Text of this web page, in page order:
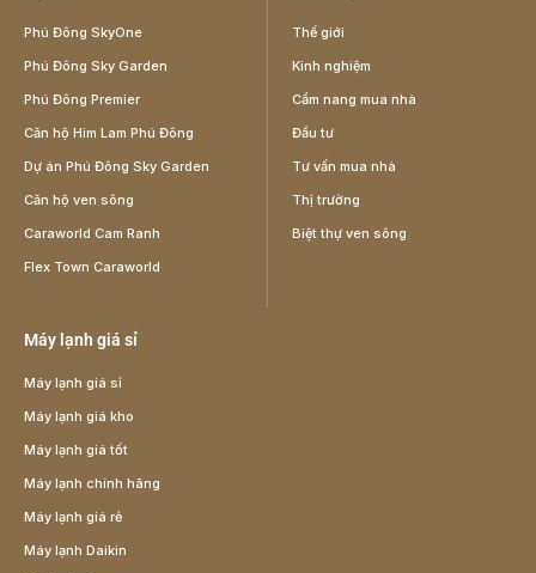
Phú Đông SkyOne
Phú Đông Sky Garden
Phú Đông Premier
Căn hộ Him Lam Phú Đông
Dự án Phú Đông Sky Garden
Căn hộ ven sông
Caraworld Cam Ranh
Flex Town Caraworld
Thế giới
Kinh nghiệm
Cẩm nang mua nhà
Đầu tư
Tư vấn mua nhà
Thị trường
Biệt thự ven sông
Máy lạnh giá sỉ
Máy lạnh giá sỉ
Máy lạnh giá kho
Máy lạnh giá tốt
Máy lạnh chính hãng
Máy lạnh giá rẻ
Máy lạnh Daikin